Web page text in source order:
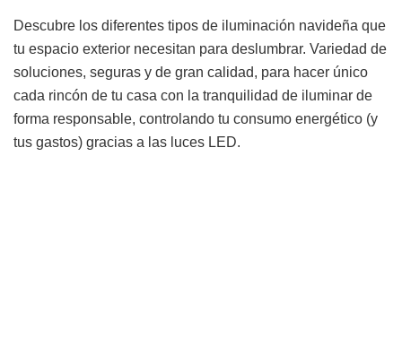
Descubre los diferentes tipos de iluminación navideña que
tu espacio exterior necesitan para deslumbrar. Variedad de
soluciones, seguras y de gran calidad, para hacer único
cada rincón de tu casa con la tranquilidad de iluminar de
forma responsable, controlando tu consumo energético (y
tus gastos) gracias a las luces LED.